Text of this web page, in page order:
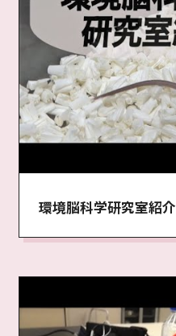
環境脳科学研究室紹介